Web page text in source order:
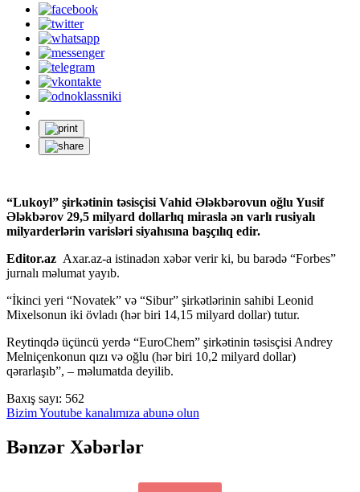
“Lukoyl” şirkətinin təsisçisi Vahid Ələkbərovun oğlu Yusif
Ələkbərov 29,5 milyard dollarlıq mirasla ən varlı rusiyalı
milyarderlərin varisləri siyahısına başçılıq edir.
Editor.az Axar.az-a istinadən xəbər verir ki, bu barədə “Forbes”
jurnalı məlumat yayıb.
“İkinci yeri “Novatek” və “Sibur” şirkətlərinin sahibi Leonid
Mixelsonun iki övladı (hər biri 14,15 milyard dollar) tutur.
Reytinqdə üçüncü yerdə “EuroChem” şirkətinin təsisçisi Andrey
Melniçenkonun qızı və oğlu (hər biri 10,2 milyard dollar)
qərarlaşıb”, – məlumatda deyilib.
Baxış sayı: 562
Bizim Youtube kanalımıza abunə olun
Bənzər Xəbərlər